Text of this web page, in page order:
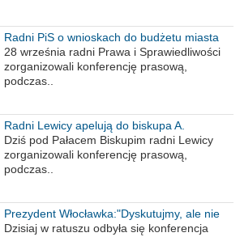
Radni PiS o wnioskach do budżetu miasta
na 2021 rok
28 września radni Prawa i Sprawiedliwości
zorganizowali konferencję prasową,
podczas..
Radni Lewicy apelują do biskupa A.
Wiesława Meringa
Dziś pod Pałacem Biskupim radni Lewicy
zorganizowali konferencję prasową,
podczas..
Prezydent Włocławka:"Dyskutujmy, ale nie
obrażajmy się”
Dzisiaj w ratuszu odbyła się konferencja